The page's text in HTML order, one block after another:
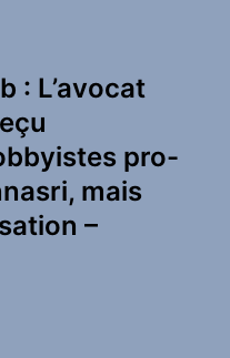
: L’avocat
pro-
mais
–